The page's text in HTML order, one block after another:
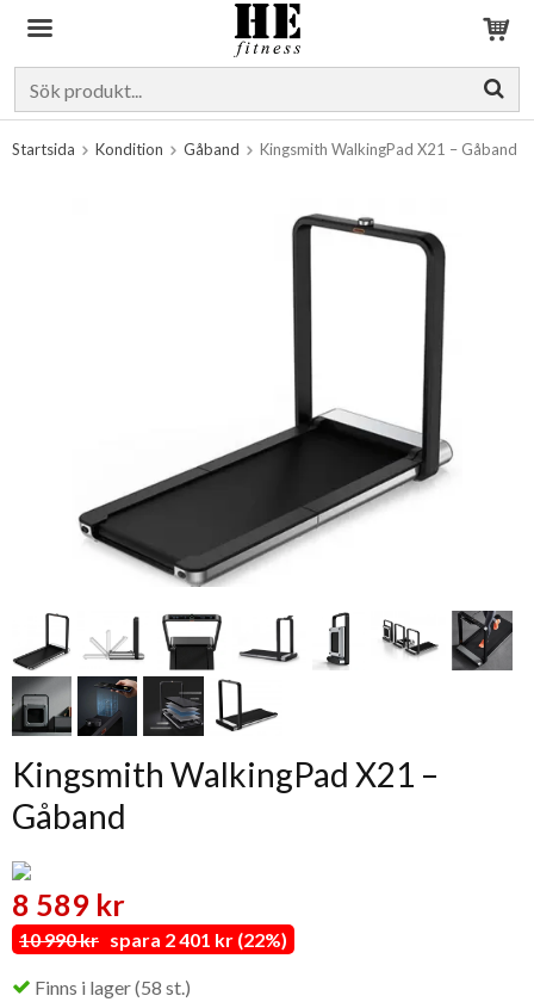
Startsida Kondition Gåband Kingsmith WalkingPad X21 – Gåband
Kingsmith WalkingPad X21 –
Gåband
8 589 kr
10 990 kr spara 2 401 kr (22%)
Finns i lager (58 st.)